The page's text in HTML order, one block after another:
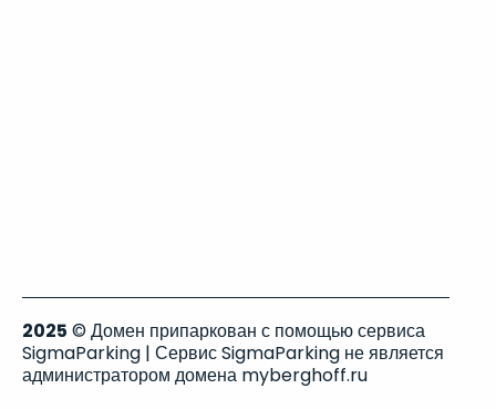
2025 © Домен припаркован с помощью сервиса
SigmaParking | Сервис SigmaParking не является
администратором домена myberghoff.ru